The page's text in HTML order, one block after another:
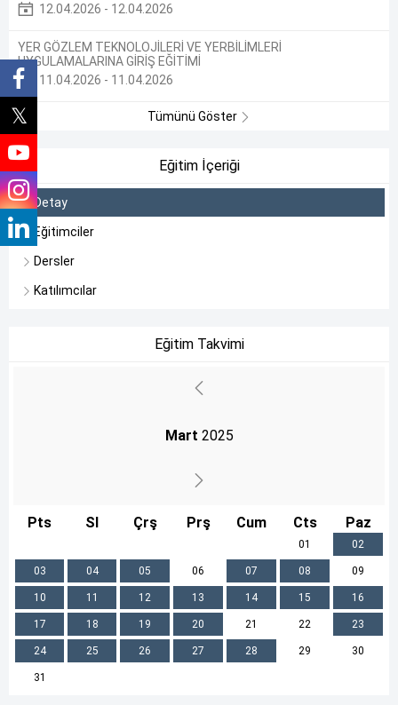
12.04.2026 - 12.04.2026
YER GÖZLEM TEKNOLOJİLERİ VE YERBİLİMLERİ
UYGULAMALARINA GİRİŞ EĞİTİMİ
11.04.2026 - 11.04.2026
Tümünü Göster
Eğitim İçeriği
Detay
Eğitimciler
Dersler
Katılımcılar
Eğitim Takvimi
Mart 2025
Pts Sl Çrş Prş Cum Cts Paz
01 02
03 04 05 06 07 08 09
10 11 12 13 14 15 16
17 18 19 20 21 22 23
24 25 26 27 28 29 30
31